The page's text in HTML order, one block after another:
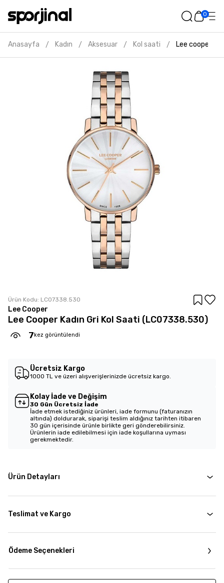
0
Anasayfa / Kadın / Aksesuar / Kol saati / Lee cooper
Ürün Kodu: LC07338.530
Lee Cooper
Lee Cooper Kadın Gri Kol Saati (LC07338.530)
7 kez görüntülendi
Ücretsiz Kargo
1000 TL ve üzeri alışverişlerinizde ücretsiz kargo.
Kolay İade ve Değişim
30 Gün Ücretsiz İade
İade etmek istediğiniz ürünleri, iade formunu (faturanızın
altında) doldurarak, siparişi teslim aldığınız tarihten itibaren
30 gün içerisinde ürünle birlikte geri gönderebilirsiniz.
Ürünlerin iade edilebilmesi için iade koşullarına uyması
gerekmektedir.
Ürün Detayları
Teslimat ve Kargo
Ödeme Seçenekleri